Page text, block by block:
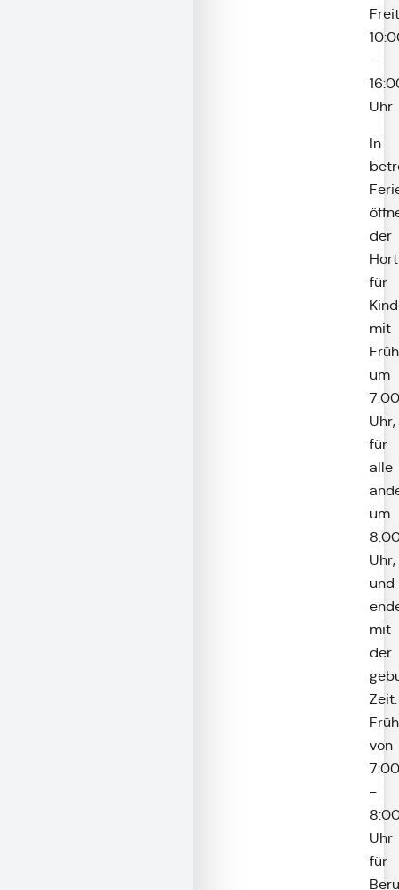
-
Uhr
In
der
Hort
für
mit
um
7:00
Uhr,
für
alle
um
Uhr,
und
mit
der
Zeit.
von
7:00
-
Uhr
für